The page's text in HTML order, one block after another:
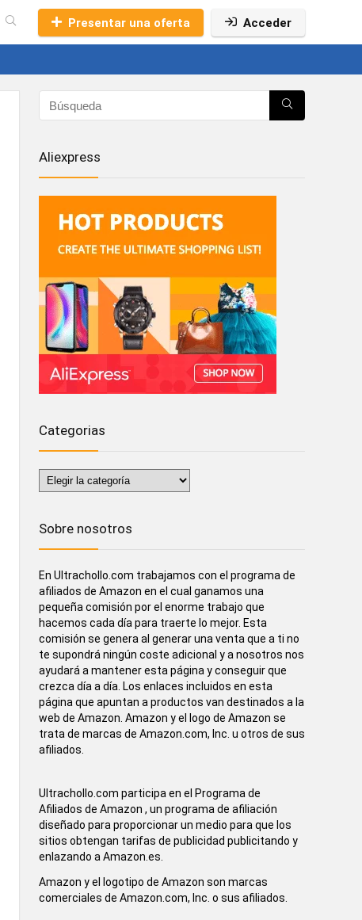
Presentar una oferta Acceder
Aliexpress
Categorias
Categorias
Sobre nosotros
En Ultrachollo.com trabajamos con el programa de
afiliados de Amazon en el cual ganamos una
pequeña comisión por el enorme trabajo que
hacemos cada día para traerte lo mejor. Esta
comisión se genera al generar una venta que a ti no
te supondrá ningún coste adicional y a nosotros nos
ayudará a mantener esta página y conseguir que
crezca día a día. Los enlaces incluidos en esta
página que apuntan a productos van destinados a la
web de Amazon. Amazon y el logo de Amazon se
trata de marcas de Amazon.com, Inc. u otros de sus
afiliados.
Ultrachollo.com participa en el Programa de
Afiliados de Amazon , un programa de afiliación
diseñado para proporcionar un medio para que los
sitios obtengan tarifas de publicidad publicitando y
enlazando a Amazon.es.
Amazon y el logotipo de Amazon son marcas
comerciales de Amazon.com, Inc. o sus afiliados.